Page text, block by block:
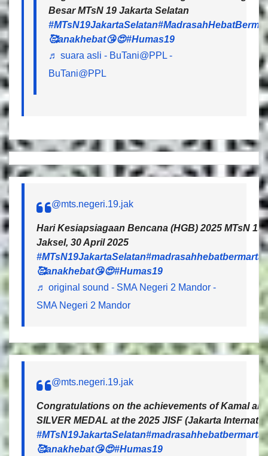
Besar MTsN 19 Jakarta Selatan
#MTsN19JakartaSelatan
🥰anakhebat😘😍#Humas19
♬ suara asli - BuTani@PPL -
BuTani@PPL
@mts.negeri.19.jak
Hari Kesiapsiagaan Bencana (HGB) 2025 MTsN
Jaksel, 30 April 2025
#MTsN19JakartaSelatan
🥰anakhebat😘😍#Humas19
♬ original sound - SMA Negeri 2 Mandor -
SMA Negeri 2 Mandor
@mts.negeri.19.jak
Congratulations on the achievements of Kamal
SILVER MEDAL at the 2025 JISF (Jakarta
#MTsN19JakartaSelatan
🥰anakhebat😘😍#Humas19